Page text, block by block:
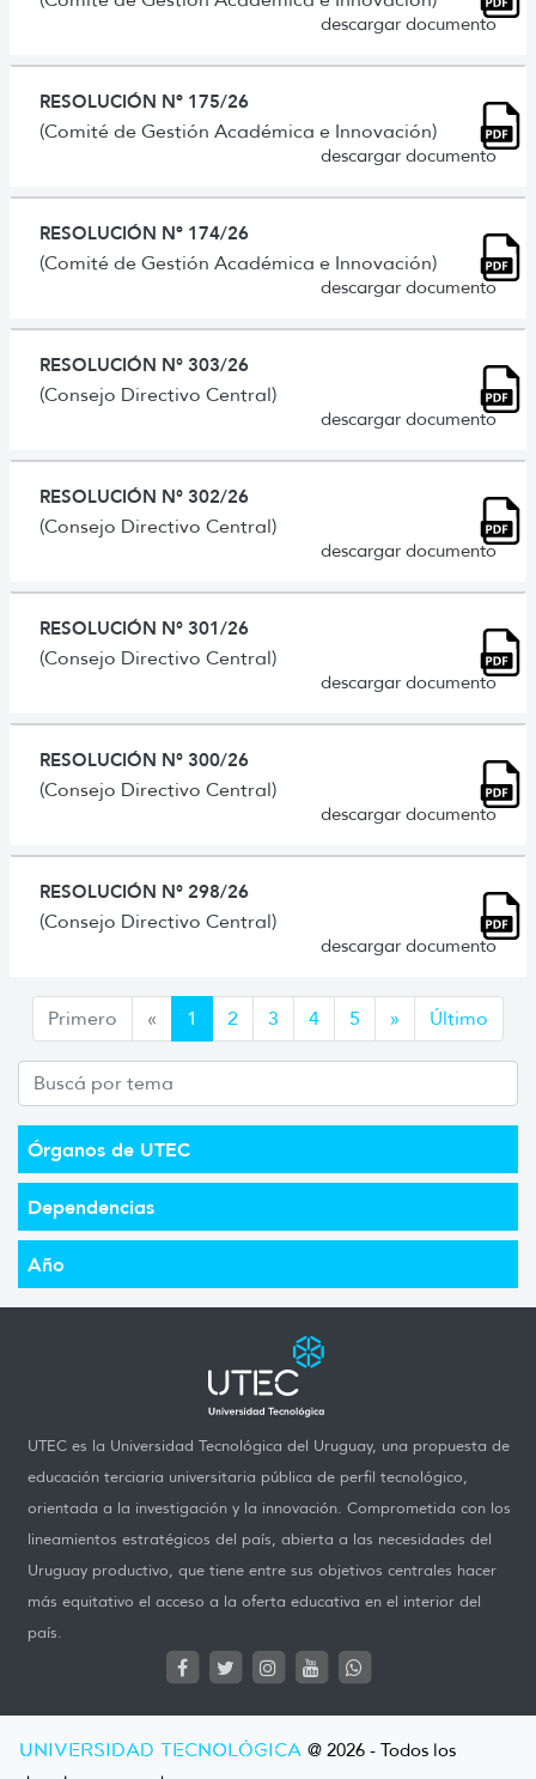
Órganos de UTEC
Dependencias
Año
descargar documento
RESOLUCIÓN Nº 175/26
(Comité de Gestión Académica e Innovación)
descargar documento
RESOLUCIÓN Nº 174/26
(Comité de Gestión Académica e Innovación)
descargar documento
RESOLUCIÓN N° 303/26
(Consejo Directivo Central)
descargar documento
RESOLUCIÓN N° 302/26
(Consejo Directivo Central)
descargar documento
RESOLUCIÓN N° 301/26
(Consejo Directivo Central)
descargar documento
RESOLUCIÓN N° 300/26
(Consejo Directivo Central)
descargar documento
RESOLUCIÓN N° 298/26
(Consejo Directivo Central)
descargar documento
Primero « Anterior
1 2 3 4 5 » Siguiente
Último
UTEC es la Universidad Tecnológica del Uruguay, una propuesta de
educación terciaria universitaria pública de perfil tecnológico,
orientada a la investigación y la innovación. Comprometida con los
lineamientos estratégicos del país, abierta a las necesidades del
Uruguay productivo, que tiene entre sus objetivos centrales hacer
más equitativo el acceso a la oferta educativa en el interior del
país.
UNIVERSIDAD TECNOLÓGICA @ 2026 - Todos los